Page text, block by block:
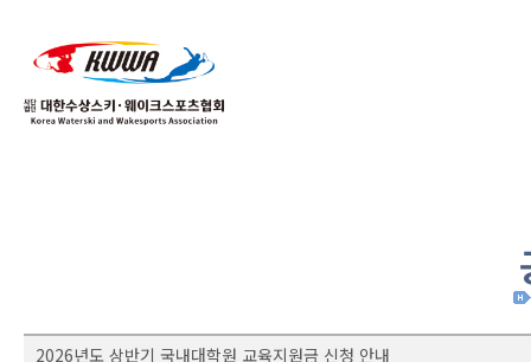
2026년도 상반기 국내대학원 교육지원금 신청 안내